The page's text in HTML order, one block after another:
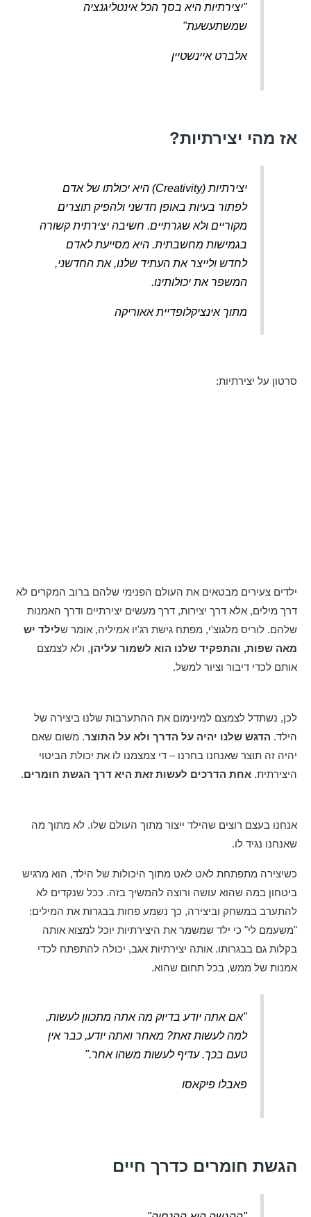
"יצירתיות היא בסך הכל אינטליגנציה
שמשתעשעת"
אלברט איינשטיין
אז מהי יצירתיות?
יצירתיות (Creativity) היא יכולתו של אדם
לפתור בעיות באופן חדשני ולהפיק תוצרים
מקוריים ולא שגרתיים. חשיבה יצירתית קשורה
בגמישות מחשבתית. היא מסייעת לאדם
לחדש ולייצר את העתיד שלנו, את החדשני,
המשפר את יכולותינו.
מתוך אינציקלופדיית אאוריקה
סרטון על יצירתיות:
ילדים צעירים מבטאים את העולם הפנימי שלהם ברוב המקרים לא
דרך מילים, אלא דרך יצירות, דרך מעשים יצירתיים ודרך האמנות
שלהם. לוריס מלגוצ'י, מפתח גישת רג'יו אמיליה, אומר שלילד יש
מאה שפות, והתפקיד שלנו הוא לשמור עליהן, ולא לצמצם
אותם לכדי דיבור וציור למשל.
לכן, נשתדל לצמצם למינימום את ההתערבות שלנו ביצירה של
הילד. הדגש שלנו יהיה על הדרך ולא על התוצר. משום שאם
יהיה זה תוצר שאנחנו בחרנו – די צמצמנו לו את יכולת הביטוי
היצירתית. אחת הדרכים לעשות זאת היא דרך הגשת חומרים.
אנחנו בעצם רוצים שהילד ייצור מתוך העולם שלו. לא מתוך מה
שאנחנו נגיד לו.
כשיצירה מתפתחת לאט לאט מתוך היכולות של הילד, הוא מרגיש
ביטחון במה שהוא עושה ורוצה להמשיך בזה. ככל שנקדים לא
להתערב במשחק וביצירה, כך נשמע פחות בבגרות את המילים:
"משעמם לי" כי ילד שמשמר את היצירתיות יוכל למצוא אותה
בקלות גם בבגרותו. אותה יצירתיות אגב, יכולה להתפתח לכדי
אמנות של ממש, בכל תחום שהוא.
"אם אתה יודע בדיוק מה אתה מתכוון לעשות,
למה לעשות זאת? מאחר ואתה יודע, כבר אין
טעם בכך. עדיף לעשות משהו אחר."
פאבלו פיקאסו
הגשת חומרים כדרך חיים